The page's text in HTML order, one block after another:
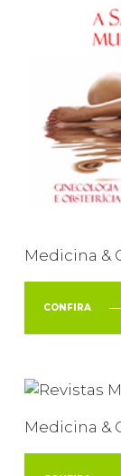
Medicina &
CONFIRA
Medicina &